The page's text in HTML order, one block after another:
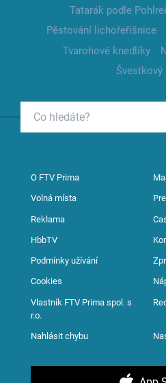
Tatarák podle
Pěstování lichořeřišnice
Tvarohové knedlíky
Švestkový
O FTV Prima
Volná místa
Reklama
HbbTV
Podmínky užívání
Cookies
Vlastník FTV Prima spol. s
r.o.
Nahlásit chybu